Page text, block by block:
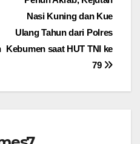
Nasi Kuning dan Kue
Ulang Tahun dari Polres
Kebumen saat HUT TNI ke
79